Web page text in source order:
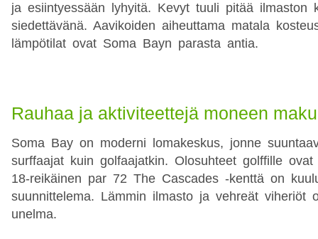
ja esiintyessään lyhyitä. Kevyt tuuli pitää ilmaston
siedettävänä. Aavikoiden aiheuttama matala
lämpötilat ovat Soma Bayn parasta antia.
Rauhaa ja aktiviteettejä moneen
Soma Bay on moderni lomakeskus, jonne
surffaajat kuin golfaajatkin. Olosuhteet golffille ovat
18-reikäinen par 72 The Cascades -kenttä on
suunnittelema. Lämmin ilmasto ja vehreät viheriöt
unelma.